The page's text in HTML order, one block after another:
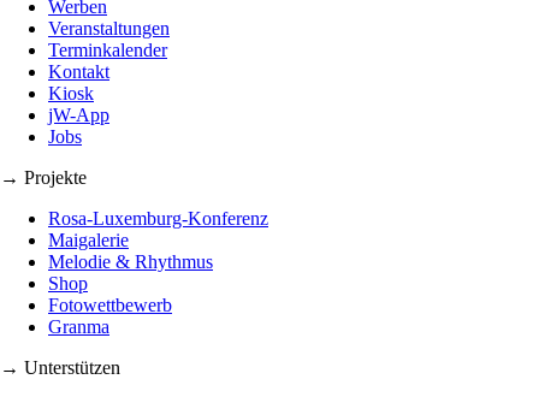
Werben
Veranstaltungen
Terminkalender
Kontakt
Kiosk
jW-App
Jobs
→ Projekte
Rosa-Luxemburg-Konferenz
Maigalerie
Melodie & Rhythmus
Shop
Fotowettbewerb
Granma
→ Unterstützen